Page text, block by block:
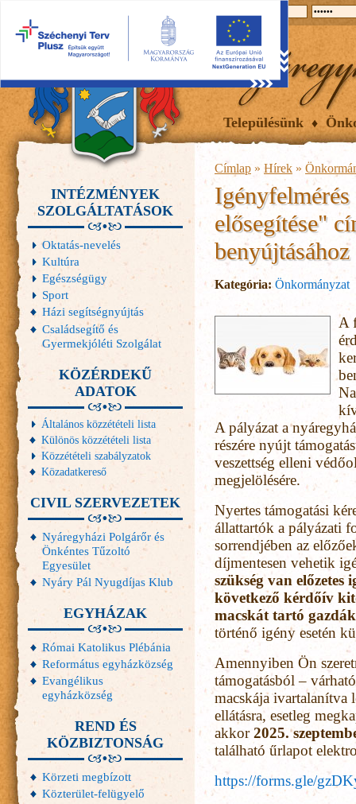
Településünk
Címlap » Hírek »
elősegítése"
benyújtásához
Kategória:Önkormányzat
A
A pályázat a
részére nyújt
veszettség elleni
megjelölésére.
Nyertes támogatási
állattartók a pályázati
sorrendjében az
díjmentesen vehetik
szükség van előzetes
következő kérdőív
macskát tartó
történő igény esetén
Amennyiben Ön
támogatásból –
macskája
ellátásra, esetleg
akkor2025.
található űrlapot
https://forms.gle/
INTÉZMÉNYEK
SZOLGÁLTATÁSOK
Oktatás-nevelés
Kultúra
Egészségügy
Sport
Házi segítségnyújtás
Családsegítő és
Gyermekjóléti Szolgálat
KÖZÉRDEKŰ
ADATOK
Általános közzétételi lista
Különös közzétételi lista
Közzétételi szabályzatok
Közadatkereső
CIVIL SZERVEZETEK
Nyáregyházi Polgárőr és
Önkéntes Tűzoltó
Egyesület
Nyáry Pál Nyugdíjas Klub
EGYHÁZAK
Római Katolikus Plébánia
Református egyházközség
Evangélikus
egyházközség
REND ÉS
KÖZBIZTONSÁG
Körzeti megbízott
Közterület-felügyelő